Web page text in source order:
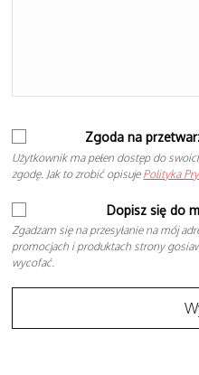
Zgoda na
Użytkownik ma pełen dostęp do
zgodę. Jak to zrobić opisuje Polityka
Dopisz się do
Zgadzam się na przesyłanie na mój
promocjach i produktach strony
wycofać.